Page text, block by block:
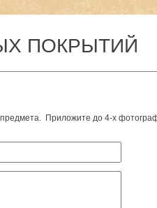
ПОКРЫТИЙ
предмета. Приложите до 4-х